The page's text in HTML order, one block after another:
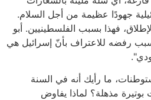
جهودًا عظيمة من أجل السلام.
فهذا بسبب الفلسطينيين. أبو
رفضه للاعتراف بأنّ إسرائيل هي
ما رأيك أنه في السنة
مذهلة؟ لماذا يفاوض